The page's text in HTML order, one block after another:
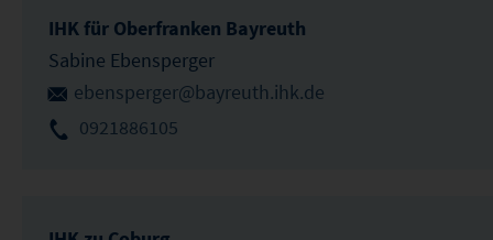
IHK für Oberfranken Bayreuth
Sabine Ebensperger
ebensperger@bayreuth.ihk.de
0921886105